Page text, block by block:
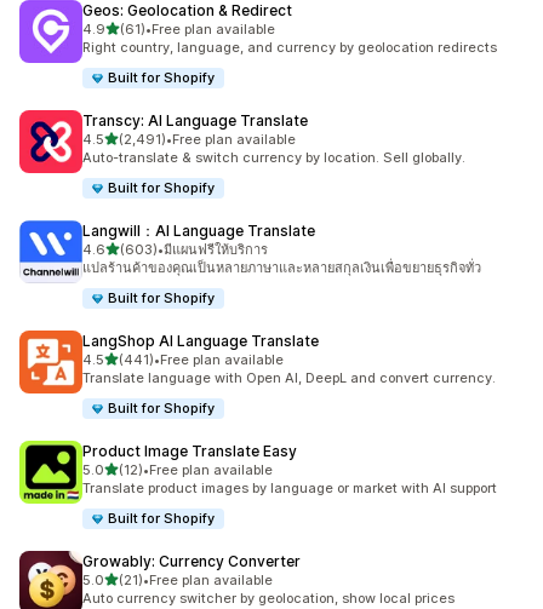
Geos: Geolocation & Redirect
4.9เต็ม 5 ดาว
(61)
ทั้งหมด 61 รีวิว
•Free plan available
Right country, language, and currency by geolocation redirects
Built for Shopify
Transcy: AI Language Translate
4.5เต็ม 5 ดาว
(2,491)
ทั้งหมด 2491 รีวิว
•Free plan available
Auto-translate & switch currency by location. Sell globally.
Built for Shopify
Langwill：AI Language Translate
4.6เต็ม 5 ดาว
(603)
ทั้งหมด 603 รีวิว
•มีแผนฟรีให้บริการ
แปลร้านค้าของคุณเป็นหลายภาษาและหลายสกุลเงินเพื่อขยายธุรกิจทั่ว
Built for Shopify
LangShop AI Language Translate
4.5เต็ม 5 ดาว
(441)
ทั้งหมด 441 รีวิว
•Free plan available
Translate language with Open AI, DeepL and convert currency.
Built for Shopify
Product Image Translate Easy
5.0เต็ม 5 ดาว
(12)
ทั้งหมด 12 รีวิว
•Free plan available
Translate product images by language or market with AI support
Built for Shopify
Growably: Currency Converter
5.0เต็ม 5 ดาว
(21)
ทั้งหมด 21 รีวิว
•Free plan available
Auto currency switcher by geolocation, show local prices